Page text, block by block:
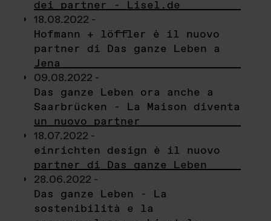
dei partner - Lisel.de
18.08.2022 -
Hofmann + löffler è il nuovo
partner di Das ganze Leben a
Jena
09.08.2022 -
Das ganze Leben ora anche a
Saarbrücken - La Maison diventa
un nuovo partner
18.07.2022 -
einrichten design è il nuovo
partner di Das ganze Leben
28.06.2022 -
Das ganze Leben - La
sostenibilità e la